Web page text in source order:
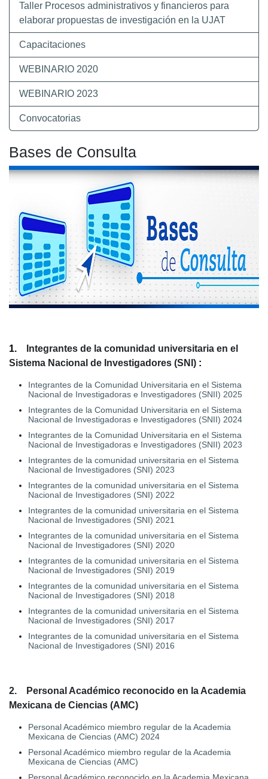
Taller Procesos administrativos y financieros para
elaborar propuestas de investigación en la UJAT
Capacitaciones
WEBINARIO 2020
WEBINARIO 2023
Convocatorias
Bases de Consulta
1.
Integrantes de la comunidad universitaria en el
Sistema Nacional de Investigadores (SNI) :
Integrantes de la Comunidad Universitaria en el Sistema
Nacional de Investigadoras e Investigadores (SNII) 2025
Integrantes de la Comunidad Universitaria en el Sistema
Nacional de Investigadoras e Investigadores (SNII) 2024
Integrantes de la Comunidad Universitaria en el Sistema
Nacional de Investigadoras e Investigadores (SNII) 2023
Integrantes de la comunidad universitaria en el Sistema
Nacional de Investigadores (SNI) 2023
Integrantes de la comunidad universitaria en el Sistema
Nacional de Investigadores (SNI) 2022
Integrantes de la comunidad universitaria en el Sistema
Nacional de Investigadores (SNI) 2021
Integrantes de la comunidad universitaria en el Sistema
Nacional de Investigadores (SNI) 2020
Integrantes de la comunidad universitaria en el Sistema
Nacional de Investigadores (SNI) 2019
Integrantes de la comunidad universitaria en el Sistema
Nacional de Investigadores (SNI) 2018
Integrantes de la comunidad universitaria en el Sistema
Nacional de Investigadores (SNI) 2017
Integrantes de la comunidad universitaria en el Sistema
Nacional de Investigadores (SNI) 2016
2. Personal Académico reconocido en la Academia
Mexicana de Ciencias (AMC)
Personal Académico miembro regular de la Academia
Mexicana de Ciencias (AMC) 2024
Personal Académico miembro regular de la Academia
Mexicana de Ciencias (AMC)